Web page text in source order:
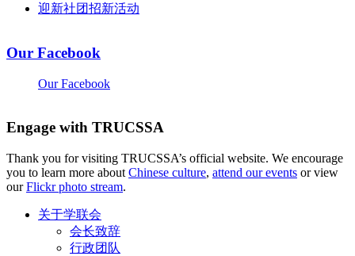
迎新社团招新活动
Our Facebook
Our Facebook
Engage with TRUCSSA
Thank you for visiting TRUCSSA’s official website. We encourage
you to learn more about Chinese culture, attend our events or view
ourFlickr photo stream.
关于学联会
会长致辞
行政团队